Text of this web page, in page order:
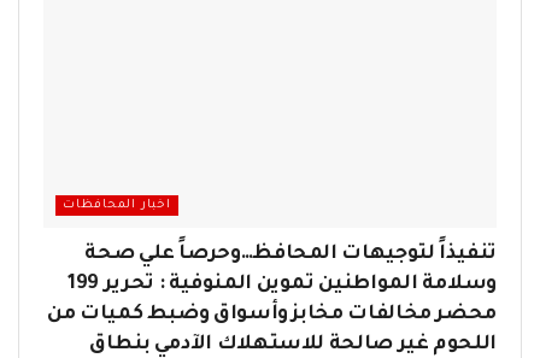
اخبار المحافظات
تنفيذاً لتوجيهات المحافظ…وحرصاً علي صحة
وسلامة المواطنين تموين المنوفية : تحرير 199
محضر مخالفات مخابز وأسواق وضبط كميات من
اللحوم غير صالحة للاستهلاك الآدمي بنطاق